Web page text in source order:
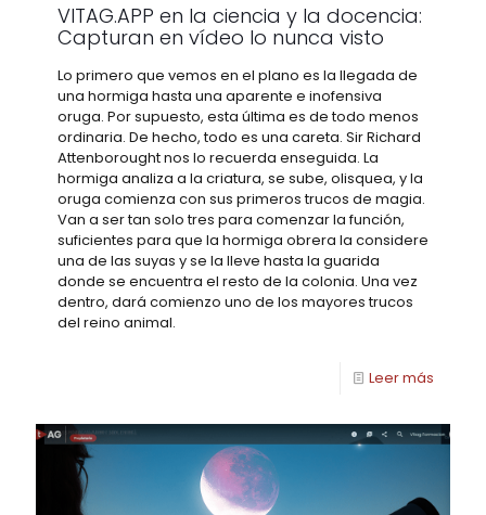
VITAG.APP en la ciencia y la docencia:
Capturan en vídeo lo nunca visto
Lo primero que vemos en el plano es la llegada de
una hormiga hasta una aparente e inofensiva
oruga. Por supuesto, esta última es de todo menos
ordinaria. De hecho, todo es una careta. Sir Richard
Attenborought nos lo recuerda enseguida. La
hormiga analiza a la criatura, se sube, olisquea, y la
oruga comienza con sus primeros trucos de magia.
Van a ser tan solo tres para comenzar la función,
suficientes para que la hormiga obrera la considere
una de las suyas y se la lleve hasta la guarida
donde se encuentra el resto de la colonia. Una vez
dentro, dará comienzo uno de los mayores trucos
del reino animal.
Leer más